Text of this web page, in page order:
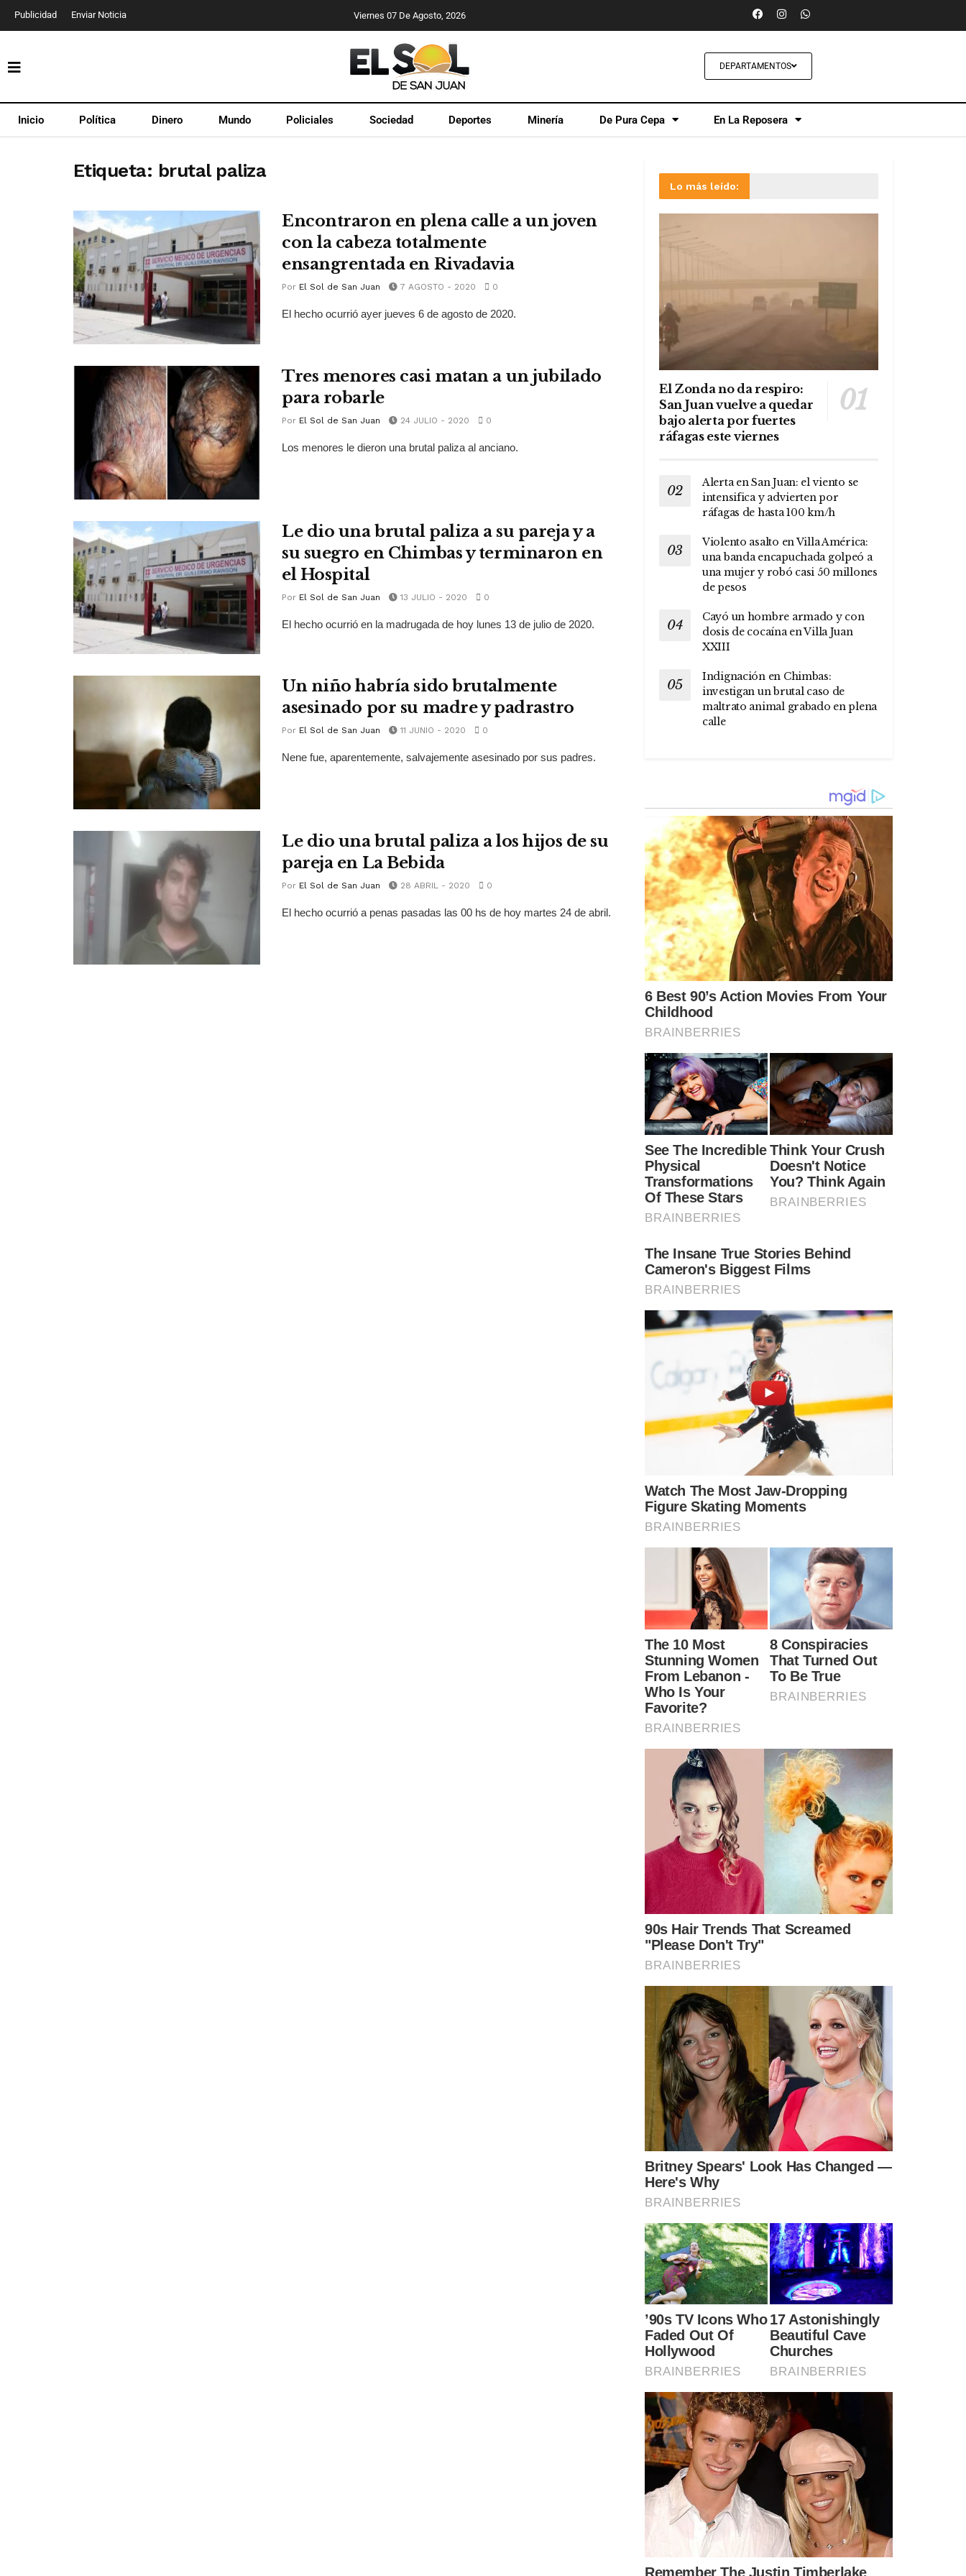
Publicidad Enviar Noticia Viernes 07 De Agosto, 2026
DEPARTAMENTOS
Inicio Política Dinero Mundo Policiales Sociedad Deportes Minería De Pura Cepa En La Reposera
Etiqueta: brutal paliza
Encontraron en plena calle a un joven
con la cabeza totalmente
ensangrentada en Rivadavia
Por El Sol de San Juan 7 AGOSTO - 2020 0
El hecho ocurrió ayer jueves 6 de agosto de 2020.
Tres menores casi matan a un jubilado
para robarle
Por El Sol de San Juan 24 JULIO - 2020 0
Los menores le dieron una brutal paliza al anciano.
Le dio una brutal paliza a su pareja y a
su suegro en Chimbas y terminaron en
el Hospital
Por El Sol de San Juan 13 JULIO - 2020 0
El hecho ocurrió en la madrugada de hoy lunes 13 de julio de 2020.
Un niño habría sido brutalmente
asesinado por su madre y padrastro
Por El Sol de San Juan 11 JUNIO - 2020 0
Nene fue, aparentemente, salvajemente asesinado por sus padres.
Le dio una brutal paliza a los hijos de su
pareja en La Bebida
Por El Sol de San Juan 28 ABRIL - 2020 0
El hecho ocurrió a penas pasadas las 00 hs de hoy martes 24 de abril.
Lo más leído:
El Zonda no da respiro:
San Juan vuelve a quedar
bajo alerta por fuertes
ráfagas este viernes
Alerta en San Juan: el viento se
intensifica y advierten por
ráfagas de hasta 100 km/h
Violento asalto en Villa América:
una banda encapuchada golpeó a
una mujer y robó casi 50 millones
de pesos
Cayó un hombre armado y con
dosis de cocaína en Villa Juan
XXIII
Indignación en Chimbas:
investigan un brutal caso de
maltrato animal grabado en plena
calle